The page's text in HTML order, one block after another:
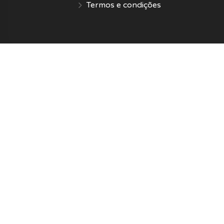
Termos e condições